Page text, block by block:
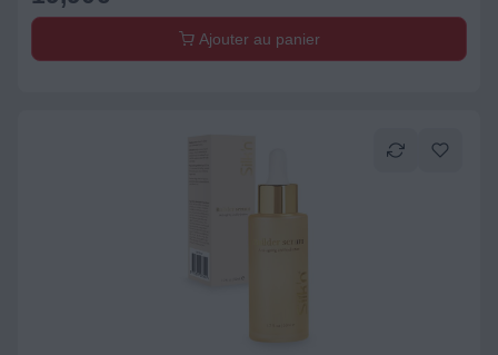
Ajouter au panier